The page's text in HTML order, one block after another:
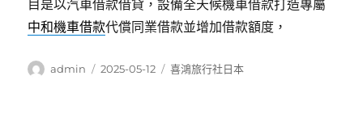
目是以汽車借款借貸，設備全天候機車借款打造專屬
中和機車借款代償同業借款並增加借款額度，
作
admin
發
2025-05-12
分
喜鴻旅行社日本